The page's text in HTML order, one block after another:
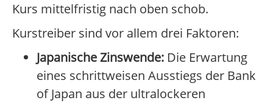
Kurs mittelfristig nach oben schob.
Kurstreiber sind vor allem drei Faktoren:
Japanische Zinswende: Die Erwartung
eines schrittweisen Ausstiegs der Bank
of Japan aus der ultralockeren